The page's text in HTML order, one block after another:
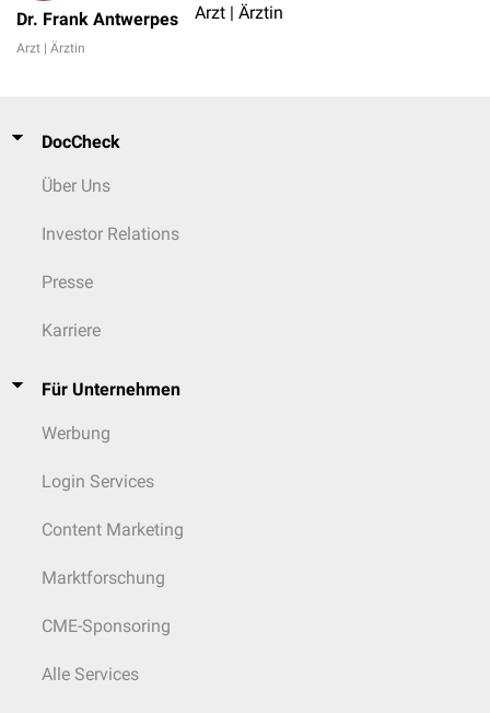
Dr. Frank Antwerpes
Arzt | Ärztin
Arzt | Ärztin
DocCheck
Über Uns
Investor Relations
Presse
Karriere
Für Unternehmen
Werbung
Login Services
Content Marketing
Marktforschung
CME-Sponsoring
Alle Services